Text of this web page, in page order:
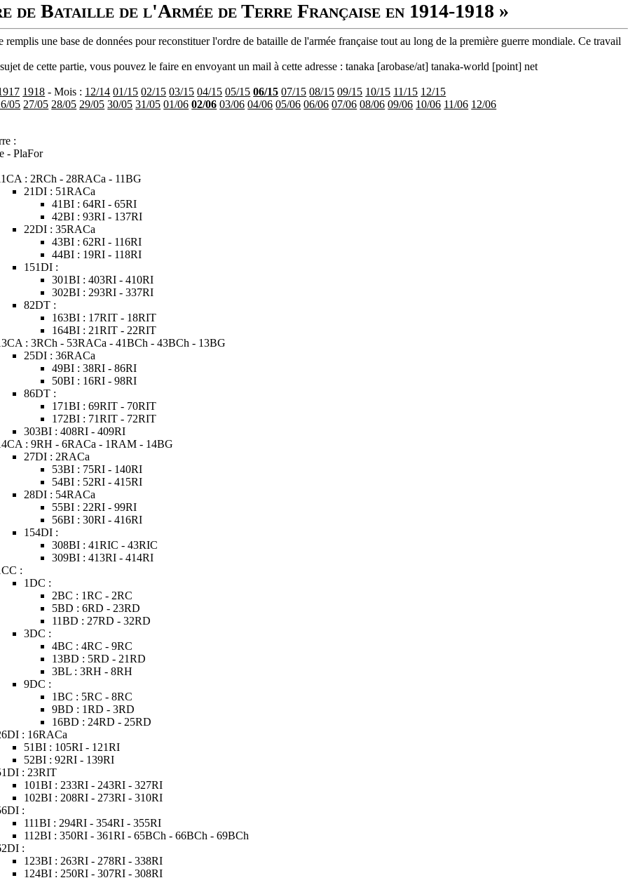
de Bataille de l'Armée de Terre Française en 1914-1918 »
remplis une base de données pour reconstituer l'ordre de bataille de l'armée française tout au long de la première guerre mondiale. Ce travail
de cette partie, vous pouvez le faire en envoyant un mail à cette adresse : tanaka [arobase/at] tanaka-world [point] net
1918 - Mois : 12/14 01/15 02/15 03/15 04/15 05/15 06/15 07/15 08/15 09/15 10/15 11/15 12/15
05 27/05 28/05 29/05 30/05 31/05 01/06 02/06 03/06 04/06 05/06 06/06 07/06 08/06 09/06 10/06 11/06 12/06
:
- PlaFor
: 2RCh - 28RACa - 11BG
21DI : 51RACa
41BI : 64RI - 65RI
42BI : 93RI - 137RI
22DI : 35RACa
43BI : 62RI - 116RI
44BI : 19RI - 118RI
151DI :
301BI : 403RI - 410RI
302BI : 293RI - 337RI
82DT :
163BI : 17RIT - 18RIT
164BI : 21RIT - 22RIT
: 3RCh - 53RACa - 41BCh - 43BCh - 13BG
25DI : 36RACa
49BI : 38RI - 86RI
50BI : 16RI - 98RI
86DT :
171BI : 69RIT - 70RIT
172BI : 71RIT - 72RIT
303BI : 408RI - 409RI
: 9RH - 6RACa - 1RAM - 14BG
27DI : 2RACa
53BI : 75RI - 140RI
54BI : 52RI - 415RI
28DI : 54RACa
55BI : 22RI - 99RI
56BI : 30RI - 416RI
154DI :
308BI : 41RIC - 43RIC
309BI : 413RI - 414RI
:
1DC :
2BC : 1RC - 2RC
5BD : 6RD - 23RD
11BD : 27RD - 32RD
3DC :
4BC : 4RC - 9RC
13BD : 5RD - 21RD
3BL : 3RH - 8RH
9DC :
1BC : 5RC - 8RC
9BD : 1RD - 3RD
16BD : 24RD - 25RD
: 16RACa
51BI : 105RI - 121RI
52BI : 92RI - 139RI
: 23RIT
101BI : 233RI - 243RI - 327RI
102BI : 208RI - 273RI - 310RI
:
111BI : 294RI - 354RI - 355RI
112BI : 350RI - 361RI - 65BCh - 66BCh - 69BCh
:
123BI : 263RI - 278RI - 338RI
124BI : 250RI - 307RI - 308RI